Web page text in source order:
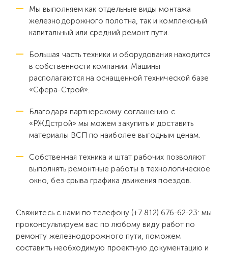
Мы выполняем как отдельные виды монтажа
железнодорожного полотна, так и комплексный
капитальный или средний ремонт пути.
Большая часть техники и оборудования находится
в собственности компании. Машины
располагаются на оснащенной технической базе
«Сфера-Строй».
Благодаря партнерскому соглашению с
«РЖДстрой» мы можем закупить и доставить
материалы ВСП по наиболее выгодным ценам.
Собственная техника и штат рабочих позволяют
выполнять ремонтные работы в технологическое
окно, без срыва графика движения поездов.
Свяжитесь с нами по телефону (+7 812) 676-62-23: мы
проконсультируем вас по любому виду работ по
ремонту железнодорожного пути, поможем
составить необходимую проектную документацию и